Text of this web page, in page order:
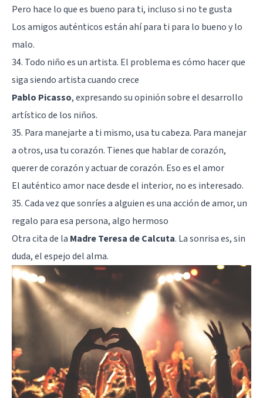
Pero hace lo que es bueno para ti, incluso si no te gusta
Los amigos auténticos están ahí para ti para lo bueno y lo
malo.
34. Todo niño es un artista. El problema es cómo hacer que
siga siendo artista cuando crece
Pablo Picasso, expresando su opinión sobre el desarrollo
artístico de los niños.
35. Para manejarte a ti mismo, usa tu cabeza. Para manejar
a otros, usa tu corazón. Tienes que hablar de corazón,
querer de corazón y actuar de corazón. Eso es el amor
El auténtico amor nace desde el interior, no es interesado.
35. Cada vez que sonríes a alguien es una acción de amor, un
regalo para esa persona, algo hermoso
Otra cita de la Madre Teresa de Calcuta. La sonrisa es, sin
duda, el espejo del alma.